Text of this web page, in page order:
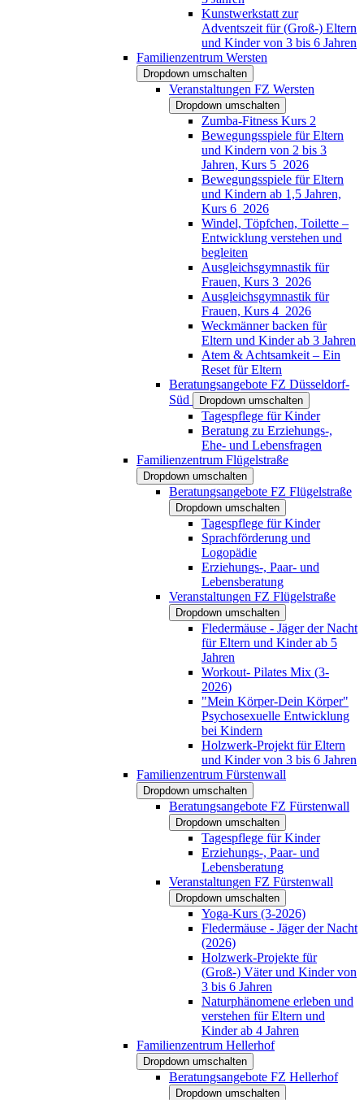
Kunstwerkstatt zur
Adventszeit für (Groß-) Eltern
und Kinder von 3 bis 6 Jahren
Familienzentrum Wersten
Dropdown umschalten
Veranstaltungen FZ Wersten
Dropdown umschalten
Zumba-Fitness Kurs 2
Bewegungsspiele für Eltern
und Kindern von 2 bis 3
Jahren, Kurs 5_2026
Bewegungsspiele für Eltern
und Kindern ab 1,5 Jahren,
Kurs 6_2026
Windel, Töpfchen, Toilette –
Entwicklung verstehen und
begleiten
Ausgleichsgymnastik für
Frauen, Kurs 3_2026
Ausgleichsgymnastik für
Frauen, Kurs 4_2026
Weckmänner backen für
Eltern und Kinder ab 3 Jahren
Atem & Achtsamkeit – Ein
Reset für Eltern
Beratungsangebote FZ Düsseldorf-
Süd
Dropdown umschalten
Tagespflege für Kinder
Beratung zu Erziehungs-,
Ehe- und Lebensfragen
Familienzentrum Flügelstraße
Dropdown umschalten
Beratungsangebote FZ Flügelstraße
Dropdown umschalten
Tagespflege für Kinder
Sprachförderung und
Logopädie
Erziehungs-, Paar- und
Lebensberatung
Veranstaltungen FZ Flügelstraße
Dropdown umschalten
Fledermäuse - Jäger der Nacht
für Eltern und Kinder ab 5
Jahren
Workout- Pilates Mix (3-
2026)
"Mein Körper-Dein Körper"
Psychosexuelle Entwicklung
bei Kindern
Holzwerk-Projekt für Eltern
und Kinder von 3 bis 6 Jahren
Familienzentrum Fürstenwall
Dropdown umschalten
Beratungsangebote FZ Fürstenwall
Dropdown umschalten
Tagespflege für Kinder
Erziehungs-, Paar- und
Lebensberatung
Veranstaltungen FZ Fürstenwall
Dropdown umschalten
Yoga-Kurs (3-2026)
Fledermäuse - Jäger der Nacht
(2026)
Holzwerk-Projekte für
(Groß-) Väter und Kinder von
3 bis 6 Jahren
Naturphänomene erleben und
verstehen für Eltern und
Kinder ab 4 Jahren
Familienzentrum Hellerhof
Dropdown umschalten
Beratungsangebote FZ Hellerhof
Dropdown umschalten